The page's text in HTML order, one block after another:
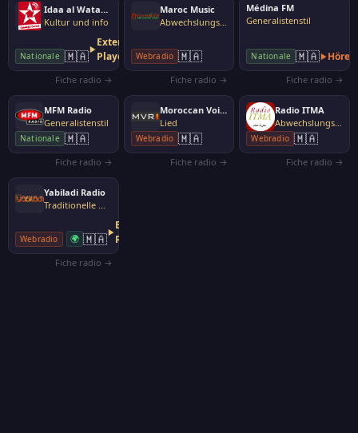
Idaa al Watania (Radio Nationale Marocaine)
Kultur und info
Nationale 🇲🇦
Externer
Player
Fiche radio →
Maroc Music
Abwechslungsreiche Musik
Webradio 🇲🇦
Fiche radio →
Médina FM
Generalistenstil
Nationale 🇲🇦 Hören
Fiche radio →
MFM Radio
Generalistenstil
Nationale 🇲🇦
Fiche radio →
Moroccan Voice Radio
Lied
Webradio 🇲🇦
Fiche radio →
Radio ITMA
Abwechslungsreiche Musik
Webradio 🇲🇦
Fiche radio →
Yabiladi Radio
Traditionelle Musik, Volksmusik
Webradio 🌍 🇲🇦
Externer
Player
Fiche radio →